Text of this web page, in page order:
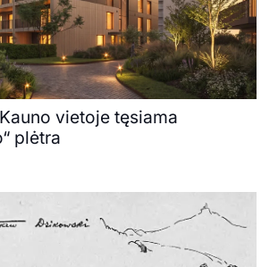
vietoje tęsiama
plėtra